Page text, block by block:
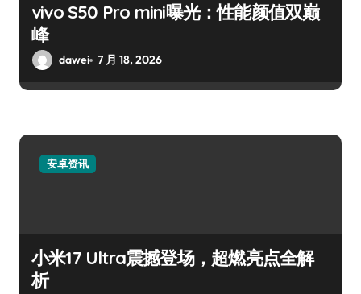
vivo S50 Pro mini曝光：性能颜值双巅
峰
dawei 7 月 18, 2026
安卓资讯
小米17 Ultra震撼登场，超燃亮点全解
析